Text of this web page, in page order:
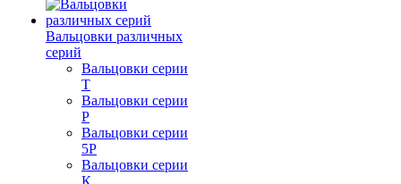
Вальцовки различных
серий
Вальцовки серии
Т
Вальцовки серии
Р
Вальцовки серии
5Р
Вальцовки серии
К